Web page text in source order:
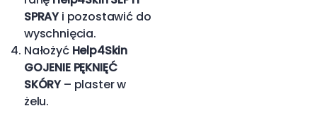
SPRAYi pozostawić do
wyschnięcia.
Nałożyć Help4Skin
GOJENIE PĘKNIĘĆ
SKÓRY– plaster w
żelu.